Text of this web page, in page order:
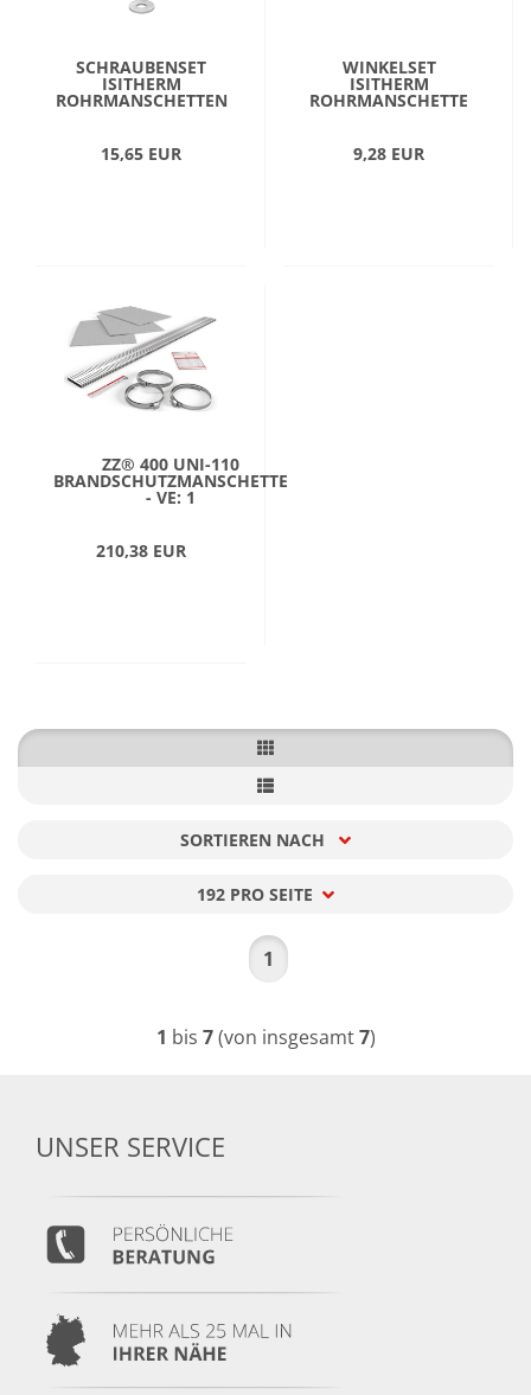
SCHRAUBENSET
ISITHERM
ROHRMANSCHETTEN
15,65 EUR
WINKELSET
ISITHERM
ROHRMANSCHETTE
9,28 EUR
ZZ® 400 UNI-110
BRANDSCHUTZMANSCHETTE
- VE: 1
210,38 EUR
SORTIEREN NACH
192 PRO SEITE
1
1 bis 7(von insgesamt7)
UNSER SERVICE